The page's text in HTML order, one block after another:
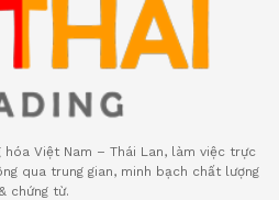
hóa Việt Nam – Thái Lan, làm việc trực
qua trung gian, minh bạch chất lượng
& chứng từ.